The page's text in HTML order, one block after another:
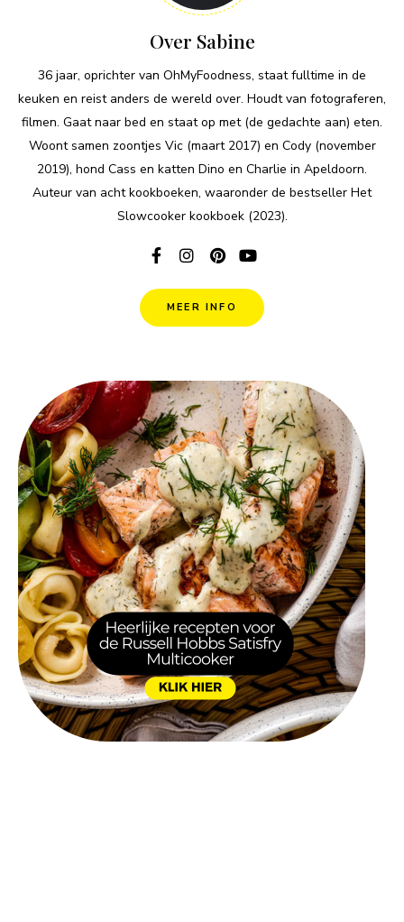
Over Sabine
36 jaar, oprichter van OhMyFoodness, staat fulltime in de
keuken en reist anders de wereld over. Houdt van fotograferen,
filmen. Gaat naar bed en staat op met (de gedachte aan) eten.
Woont samen zoontjes Vic (maart 2017) en Cody (november
2019), hond Cass en katten Dino en Charlie in Apeldoorn.
Auteur van acht kookboeken, waaronder de bestseller Het
Slowcooker kookboek (2023).
MEER INFO